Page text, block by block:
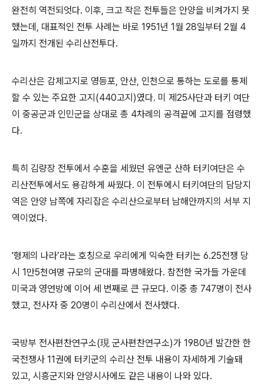
완전히 역전되엇다. 이후, 크고 작은 전투들은 안양을 비켜가지 못
했는데 , 대표적인 전투 사례는 바로 1951년 1월 28일부터 2월 4
일까지 전개된 수리산전투다.
수리산은 감제고지로 영등포, 안산, 인천으로 통하는 도로를 통제
할 수 있는 주요한 고지 (440고지 )였다. 미 제 25사단과 터키 여단
이 중공군과 인민군을 상대로 총 4차례의 공격끝에 고지를 점령했
다.
특히 김량장 전투에서 수훈을 세웠던 유엔군 산하 터키여단은 수
리산전투에서도 용감하게 싸웠다. 이 전투에시 터키여단의 담당지
역은 안양 남쪽에 자리잡은 수리산으로부터 남해안까지의 서부 지
역이었다.
'형제의 나라’라는 호칭으로 우리에게 익숙한 터키는 6.25전쟁 당
시 1만5천여명 규모의 군대를 파병해왔다. 참전한 국가들 가운데
미국과 영연방에 이어 세 번째로 큰 규모다. 이중 총 747명이 전사
했고, 전사자 중 20명이 수리산에서 전사했다.
국방부 전사편찬연구소(現 군사편찬연구소)가 1980년 발간한 한
국전쟁사 11권에 터키군의 수리산 전투 내용이 자세하게 기술돼
있고, 시흥군지와 안양시사에도 같은 내용이 나와 있다.